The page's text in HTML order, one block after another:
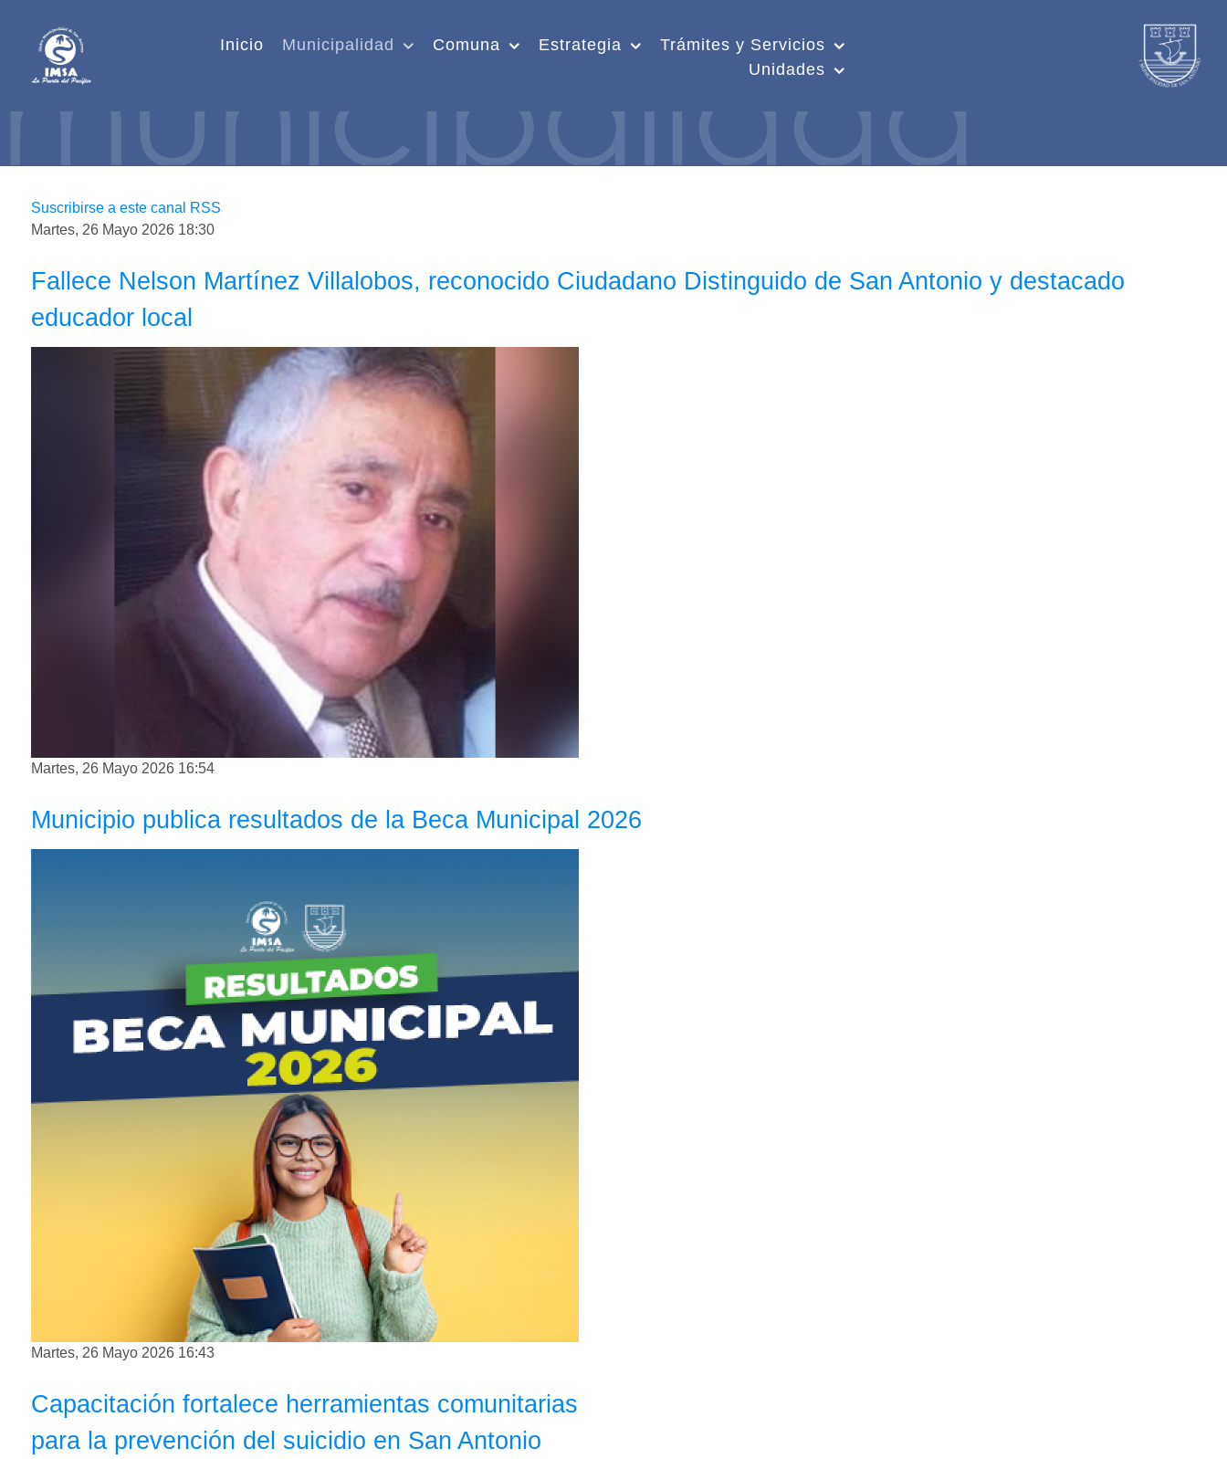
Inicio Municipalidad Comuna Estrategia
Trámites y Servicios
Unidades
Suscribirse a este canal RSS
Martes, 26 Mayo 2026 18:30
Fallece Nelson Martínez Villalobos, reconocido Ciudadano Distinguido de San Antonio y destacado
educador local
Martes, 26 Mayo 2026 16:54
Municipio publica resultados de la Beca Municipal 2026
Martes, 26 Mayo 2026 16:43
Capacitación fortalece herramientas comunitarias
para la prevención del suicidio en San Antonio